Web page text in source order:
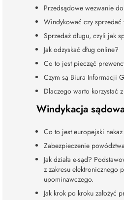
Przedsądowe wezwanie do
Windykować czy sprzedać
Sprzedaż długu, czyli jak
Jak odzyskać dług online?
Co to jest pieczęć
Czym są Biura Informacji
Dlaczego warto korzystać
Windykacja
Co to jest europejski nakaz
Zabezpieczenie powództwa
Jak działa e-sąd?
z zakresu elektronicznego
upominawczego.
Jak krok po kroku założyć